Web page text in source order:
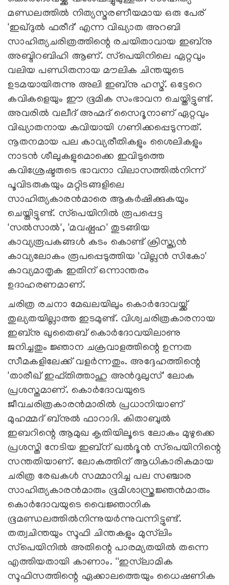
മണ്ഡലത്തില്‍ നിത്യസ്മരണീയമായ ഒരു പേര്
'ഇഖ്ദുല്‍ ഫരീദ്' എന്ന വിഖ്യാത അറബി
സാഹിത്യചരിത്രത്തിന്റെ രചയിതാവായ ഇബ്‌നു
അബ്ദിറബിഹി ആണ്. സ്‌പെയിനിലെ ഏറ്റവും
വലിയ പണ്ഡിതനായ മൗലിക ചിന്തയുടെ
ഉടമയായിരുന്നു അലി ഇബ്‌നു ഹസ്മ്. ഒട്ടേറെ
കവികളെയും ഈ ഭൂമിക സംഭാവന ചെയ്തിട്ടുണ്ട്.
അവരില്‍ വലീദ് അഹ്മദ് സൈദൂനാണ് ഏറ്റവും
വിഖ്യാതനായ കവിയായി ഗണിക്കപ്പെടുന്നത്.
നൂതനമായ പല കാവ്യരീതികളും ശൈലികളും
നാടന്‍ ശീലുകളുമൊക്കെ ഇവിടുത്തെ
കവിശ്രേഷ്ടരുടെ ഭാവനാ വിലാസത്തില്‍നിന്ന്
പൂവിടരുകയും മറ്റിടങ്ങളിലെ
സാഹിത്യകാരന്‍മാരെ ആകര്‍ഷിക്കുകയും
ചെയ്തിട്ടുണ്ട്. സ്‌പെയിനില്‍ രൂപപ്പെട്ട
'സല്‍സാല്‍', 'മവഷ്പഹ' തുടങ്ങിയ
കാവ്യരൂപകങ്ങള്‍ കടം കൊണ്ട് ക്രിസ്ത്യന്‍
കാവ്യലോകം രൂപപ്പെടുത്തിയ 'വില്ലന്‍ സികോ'
കാവ്യമാതൃക ഇതിന് ഒന്നാന്തരം
ഉദാഹരണമാണ്.
ചരിത്ര രചനാ മേഖലയിലും കൊര്‍ദോവയ്ക്ക്
തുല്യതയില്ലാത്ത ഇടമുണ്ട്. വിശ്വചരിത്രകാരനായ
ഇബ്‌നു ഖുതൈബ് കൊര്‍ദോവയിലാണു
ജനിച്ചതും ജ്ഞാന ചക്രവാളത്തിന്റെ ഉന്നത
സീമകളിലേക്ക് വളര്‍ന്നതും. അദ്ദേഹത്തിന്റെ
'താരീഖ് ഇഫ്തിത്താഹു അന്‍ദുലുസ്' ലോക
പ്രശസ്തമാണ്. കൊര്‍ദോവയുടെ
ജീവചരിത്രകാരന്‍മാരില്‍ പ്രധാനിയാണ്
മുഹമ്മദ് ബ്‌നുല്‍ ഫാറാദി. കിതാബുല്‍
ഇബറിന്റെ ആമുഖ കൃതിയിലൂടെ ലോകം മുഴുക്കെ
പ്രശസ്തി നേടിയ ഇബ്‌ന് ഖല്‍ദൂന്‍ സ്‌പെയിനിന്റെ
സന്തതിയാണ്. ലോകത്തിന് ആധികാരികമായ
ചരിത്ര രേഖകള്‍ സമ്മാനിച്ച പല സഞ്ചാര
സാഹിത്യകാരന്‍മാരും ഭൂമിശാസ്ത്രജ്ഞന്‍മാരും
കൊര്‍ദോവയുടെ വൈജ്ഞാനിക
ഭൂമണ്ഡലത്തില്‍നിന്നുയര്‍ന്നുവന്നിട്ടുണ്ട്.
തത്വചിന്തയും സൂഫി ചിന്തകളും മുസ്‌ലിം
സ്‌പെയിനില്‍ അതിന്റെ പാരമ്യതയില്‍ തന്നെ
എത്തിയതായി കാണാം. ''ഇസ്‌ലാമിക
സൂഫിസത്തിന്റെ ഏക്കാലത്തെയും ധൈഷണിക